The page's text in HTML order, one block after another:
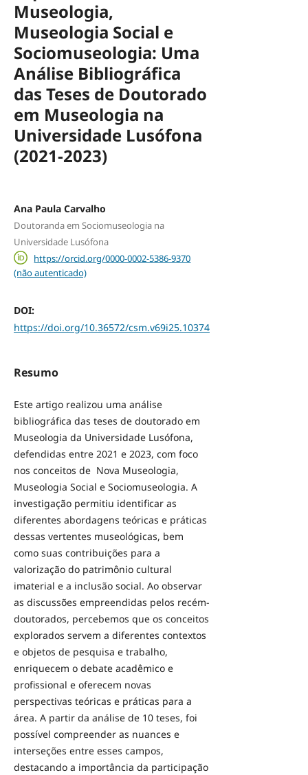
Museologia,
Museologia Social e
Sociomuseologia: Uma
Análise Bibliográfica
das Teses de Doutorado
em Museologia na
Universidade Lusófona
(2021-2023)
Ana Paula Carvalho
Doutoranda em Sociomuseologia na
Universidade Lusófona
https://orcid.org/0000-0002-5386-9370
(não autenticado)
DOI:
https://doi.org/10.36572/csm.v69i25.10374
Resumo
Este artigo realizou uma análise
bibliográfica das teses de doutorado em
Museologia da Universidade Lusófona,
defendidas entre 2021 e 2023, com foco
nos conceitos de Nova Museologia,
Museologia Social e Sociomuseologia. A
investigação permitiu identificar as
diferentes abordagens teóricas e práticas
dessas vertentes museológicas, bem
como suas contribuições para a
valorização do patrimônio cultural
imaterial e a inclusão social. Ao observar
as discussões empreendidas pelos recém-
doutorados, percebemos que os conceitos
explorados servem a diferentes contextos
e objetos de pesquisa e trabalho,
enriquecem o debate acadêmico e
profissional e oferecem novas
perspectivas teóricas e práticas para a
área. A partir da análise de 10 teses, foi
possível compreender as nuances e
interseções entre esses campos,
destacando a importância da participação